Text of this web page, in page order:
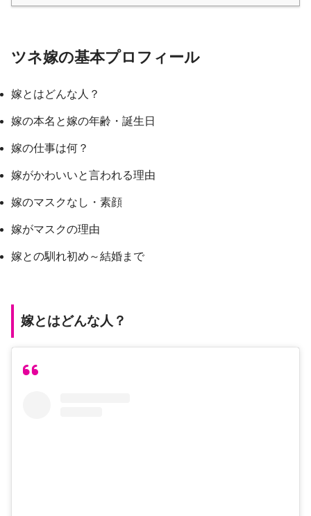
ツネ嫁の基本プロフィール
嫁とはどんな人？
嫁の本名と嫁の年齢・誕生日
嫁の仕事は何？
嫁がかわいいと言われる理由
嫁のマスクなし・素顔
嫁がマスクの理由
嫁との馴れ初め～結婚まで
嫁とはどんな人？